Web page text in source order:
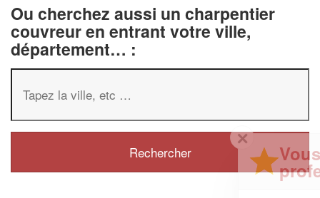
Ou cherchez aussi un charpentier
couvreur en entrant votre ville,
département… :
✕
Vous êtes un
professionnel ?